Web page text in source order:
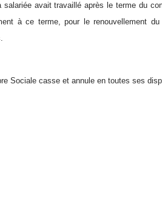
salariée avait travaillé après le terme du
à ce terme, pour le renouvellement
Sociale casse et annule en toutes ses